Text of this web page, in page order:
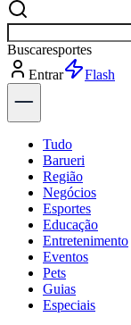
Buscarpolítica
Entrar
Explorar
Tudo
Barueri
Região
Negócios
Esportes
Educação
Entretenimento
Eventos
Pets
Guias
Especiais